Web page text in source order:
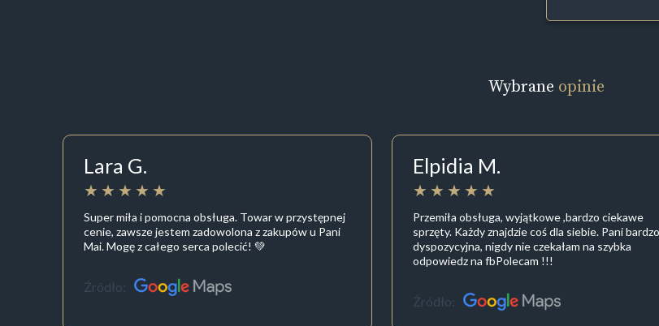
Wybrane opinie
Lara G.
Super miła i pomocna obsługa. Towar w przystępnej
cenie, zawsze jestem zadowolona z zakupów u Pani
Mai. Mogę z całego serca polecić! 💚
Źródło:
Elpidia M.
Przemiła obsługa, wyjątkowe ,bardzo ciekawe
sprzęty. Każdy znajdzie coś dla siebie. Pani bardzo
dyspozycyjna, nigdy nie czekałam na szybka
odpowiedz na fbPolecam !!!
Źródło: